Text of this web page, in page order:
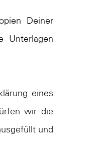
Deiner
Unterlagen
eines
wir die
und